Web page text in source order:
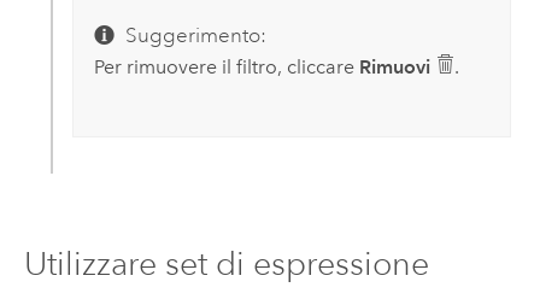
Suggerimento:
Per rimuovere il filtro, cliccare Rimuovi .
Utilizzare set di espressione